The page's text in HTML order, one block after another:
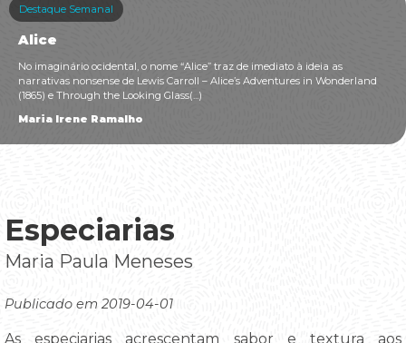
Destaque Semanal
Alice
No imaginário ocidental, o nome “Alice” traz de imediato à ideia as
narrativas nonsense de Lewis Carroll – Alice’s Adventures in Wonderland
(1865) e Through the Looking Glass(...)
Maria Irene Ramalho
Especiarias
Maria Paula Meneses
Publicado em 2019-04-01
As especiarias acrescentam sabor e textura aos